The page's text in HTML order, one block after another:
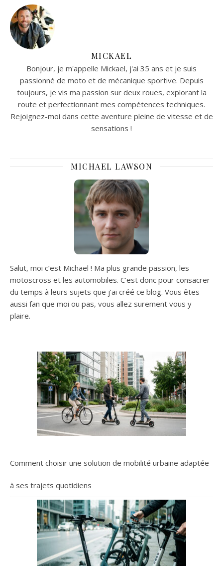
des œillets de ventilation
sous les bras. Enfin, pour
une visibilité, cette parka
est conçue avec 8 bandes
rétro-réfléchissantes
cousues avec microbilles
de verre, dont 2 bandes
ceintures, 2 bandes
Caractéristiques
polyester Oxford 300D
enduit polyuréthane -
couture étanchée
Doublure matelassée :
polyester - 160 g/m²
Taffetas et Outaine 8
bandes rétro-
réfléchissantes cousues
100 % polyester avec
microbilles verre dont 2
ceintures, 2 brassards par
manches et 2 bretelles
Manches à poignets
Capuche fixe, 3 pans,
dissimulée dans le col et
ajustable à l'aide d'un
cordon Zip central double
curseur sous rabat fermé
par scratch jusqu'en haut
du col Bride de suspension
à la base intérieure du col
Poches : 2 extérieures
intérieures poitrine dont 1
par scratch et 1 plaquée
fermée par scratch, dotée
d'une étiquette
d'indentification
individuelle
MICKAEL
Bonjour, je m'appelle Mickael, j'ai 35 ans et je suis
passionné de moto et de mécanique sportive. Depuis
toujours, je vis ma passion sur deux roues, explorant la
route et perfectionnant mes compétences techniques.
Rejoignez-moi dans cette aventure pleine de vitesse et de
sensations !
MICHAEL LAWSON
Salut, moi c’est Michael ! Ma plus grande passion, les
motoscross et les automobiles. C’est donc pour consacrer
du temps à leurs sujets que j’ai créé ce blog. Vous êtes
aussi fan que moi ou pas, vous allez surement vous y
plaire.
Comment choisir une solution de mobilité urbaine adaptée
à ses trajets quotidiens